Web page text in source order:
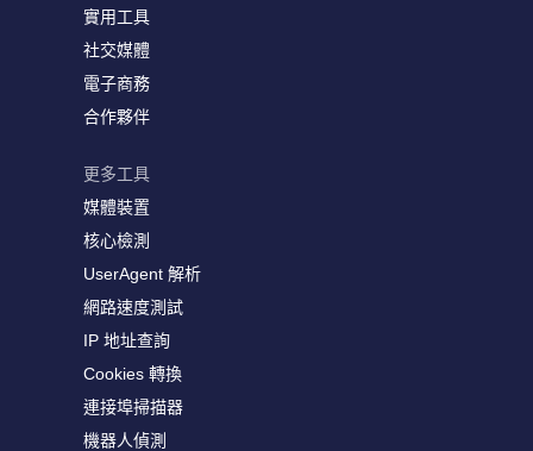
實用工具
社交媒體
電子商務
合作夥伴
更多工具
媒體裝置
核心檢測
UserAgent 解析
網路速度測試
IP 地址查詢
Cookies 轉換
連接埠掃描器
機器人偵測